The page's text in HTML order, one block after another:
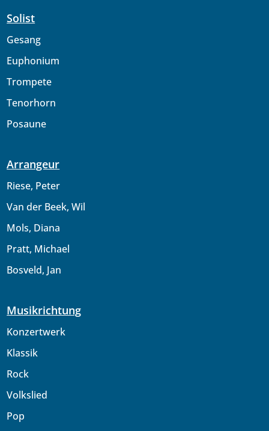
Solist
Gesang
Euphonium
Trompete
Tenorhorn
Posaune
Arrangeur
Riese, Peter
Van der Beek, Wil
Mols, Diana
Pratt, Michael
Bosveld, Jan
Musikrichtung
Konzertwerk
Klassik
Rock
Volkslied
Pop